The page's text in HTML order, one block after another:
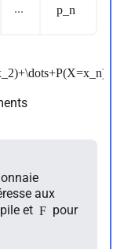
... p_n
aux
et F pour